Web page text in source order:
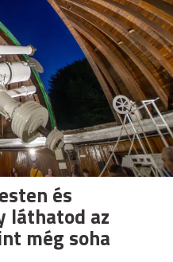
és
láthatod az
még soha